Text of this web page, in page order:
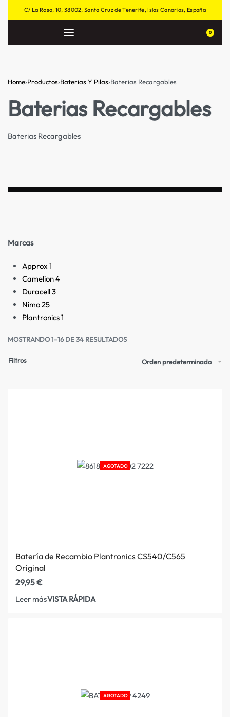
C/ La Rosa, 10, 38002, Santa Cruz de Tenerife, Islas Canarias, España
0
Home›Productos›Baterias Y Pilas›Baterias Recargables
Baterias Recargables
Baterias Recargables
Marcas
Approx 1
Camelion4
Duracell3
Nimo25
Plantronics1
MOSTRANDO 1–16 DE 34 RESULTADOS
Orden predeterminado
Filtros
AGOTADO
Batería de Recambio Plantronics CS540/C565
Original
29,95€
Leer másVISTA RÁPIDA
AGOTADO